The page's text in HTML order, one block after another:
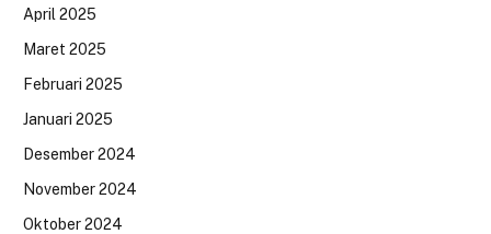
April 2025
Maret 2025
Februari 2025
Januari 2025
Desember 2024
November 2024
Oktober 2024